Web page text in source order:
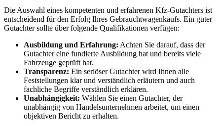
Die Auswahl eines kompetenten und erfahrenen Kfz-Gutachters ist
entscheidend für den Erfolg Ihres Gebrauchtwagenkaufs. Ein guter
Gutachter sollte über folgende Qualifikationen verfügen:
Ausbildung und Erfahrung: Achten Sie darauf, dass der
Gutachter eine fundierte Ausbildung hat und bereits viele
Fahrzeuge geprüft hat.
Transparenz: Ein seriöser Gutachter wird Ihnen alle
Feststellungen klar und verständlich erläutern und auch
fachliche Begriffe verständlich erklären.
Unabhängigkeit: Wählen Sie einen Gutachter, der
unabhängig von Handelsunternehmen arbeitet, um einen
objektiven Bericht zu erhalten.